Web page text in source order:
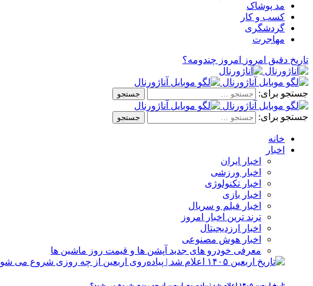
مد پوشاک
کسب و کار
گردشگری
مهاجرت
تاریخ دقیق امروز امروز چندومه؟
جستجو برای:
جستجو برای:
خانه
اخبار
اخبار ایران
اخبار ورزشی
اخبار تکنولوژی
اخبار بازی
اخبار فیلم و سریال
ترند ترین اخبار امروز
اخبار ارزدیجیتال
اخبار هوش مصنوعی
معرفی خودرو های جدید آپشن‌ ها و قیمت روز ماشین‌ ها